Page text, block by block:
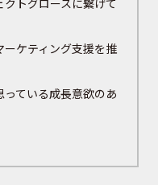
ケティング支援を推
ている成長意欲のあ